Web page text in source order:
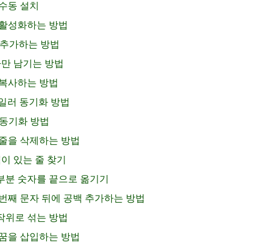
동 설치
성화하는 방법
가하는 방법
남기는 방법
사하는 방법
러 동기화 방법
기화 방법
을 삭제하는 방법
있는 줄 찾기
숫자를 끝으로 옮기기
째 문자 뒤에 공백 추가하는 방법
위로 섞는 방법
을 삽입하는 방법